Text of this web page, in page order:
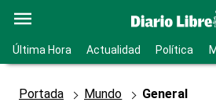
Última Hora Actualidad Política
Portada Mundo General